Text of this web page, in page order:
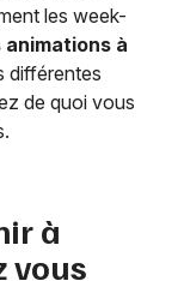
les week-
animations à
différentes
de quoi vous
à
vous